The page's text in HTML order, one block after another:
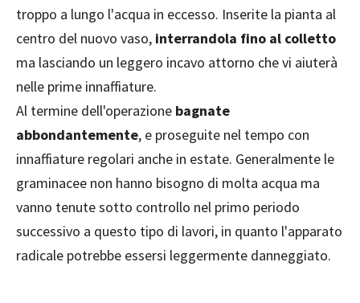
troppo a lungo l'acqua in eccesso. Inserite la pianta al
centro del nuovo vaso, interrandola fino al colletto
ma lasciando un leggero incavo attorno che vi aiuterà
nelle prime innaffiature.
Al termine dell'operazione bagnate
abbondantemente, e proseguite nel tempo con
innaffiature regolari anche in estate. Generalmente le
graminacee non hanno bisogno di molta acqua ma
vanno tenute sotto controllo nel primo periodo
successivo a questo tipo di lavori, in quanto l'apparato
radicale potrebbe essersi leggermente danneggiato.